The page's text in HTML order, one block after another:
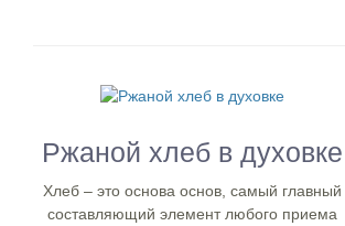
Ржаной хлеб в духовке
Хлеб – это основа основ, самый главный
составляющий элемент любого приема